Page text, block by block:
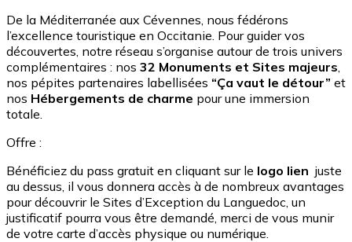
De la Méditerranée aux Cévennes, nous fédérons
l’excellence touristique en Occitanie. Pour guider vos
découvertes, notre réseau s’organise autour de trois univers
complémentaires : nos 32 Monuments et Sites majeurs
nos pépites partenaires labellisées “Ça vaut le détour” et
nos Hébergements de charme pour une immersion
totale.
Offre :
Bénéficiez du pass gratuit en cliquant sur le logo lien juste
au dessus, il vous donnera accès à de nombreux avantages
pour découvrir le Sites d’Exception du Languedoc, un
justificatif pourra vous être demandé, merci de vous munir
de votre carte d’accès physique ou numérique.